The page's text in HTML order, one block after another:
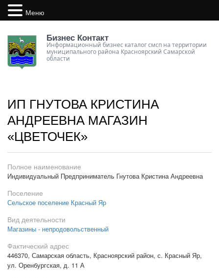
Бизнес Контакт
Информационный бизнес каталог смсп на территории
муниципального района Красноярский Самарской
области
ИП ГНУТОВА КРИСТИНА
АНДРЕЕВНА МАГАЗИН
«ЦВЕТОЧЕК»
Полное наименование
Индивидуальный Предприниматель Гнутова Кристина Андреевна
Поселение
Сельское поселение Красный Яр
Вид деятельности
Магазины - непродовольственный
Фактический адрес
446370, Самарская область, Красноярский район, с. Красный Яр,
ул. Оренбургская, д. 11 А
Меню